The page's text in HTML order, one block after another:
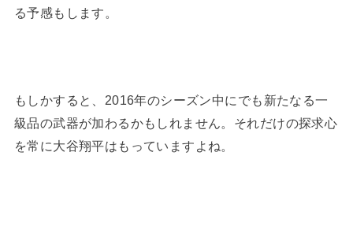
る予感もします。
もしかすると、2016年のシーズン中にでも新たなる一
級品の武器が加わるかもしれません。それだけの探求心
を常に大谷翔平はもっていますよね。